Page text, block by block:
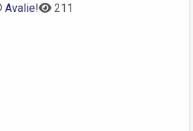
Avalie! 211